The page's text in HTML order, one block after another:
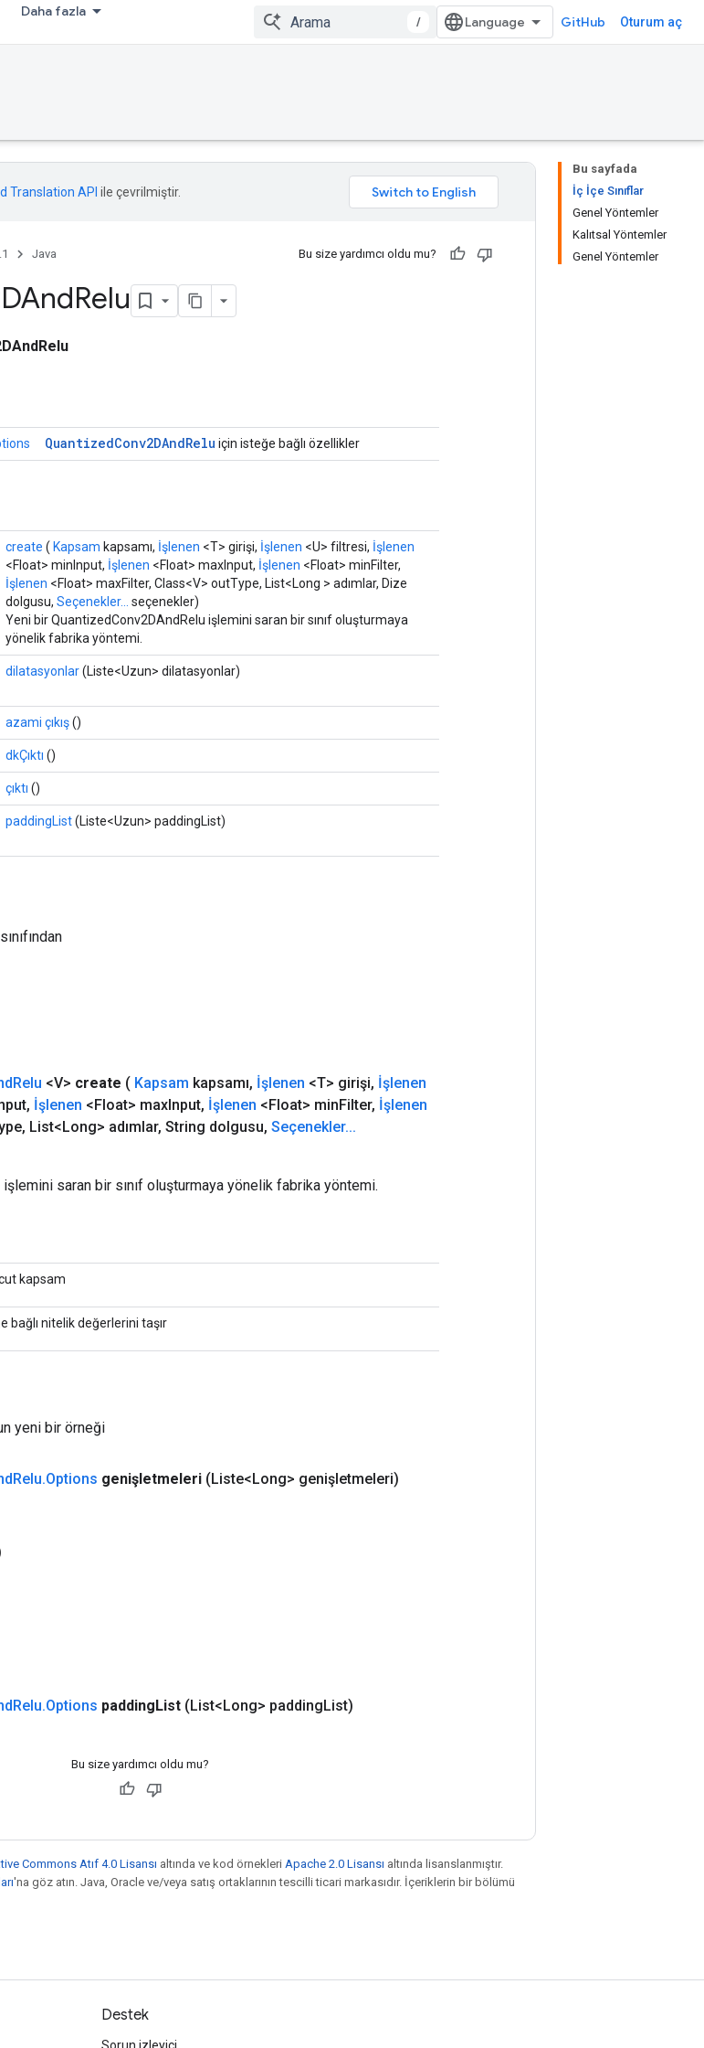
Daha fazla
/ GitHub Oturum aç
Bu sayfada
İç İçe Sınıflar
Genel Yöntemler
Kalıtsal Yöntemler
Genel Yöntemler
Translation API ile çevrilmiştir.
Java Bu size yardımcı oldu mu?
Relu
QuantizedConv2DAndRelu için isteğe bağlı özellikler
create ( Kapsam kapsamı, İşlenen <T> girişi, İşlenen <U> filtresi, İşlenen
<Float> minInput, İşlenen <Float> maxInput, İşlenen <Float> minFilter,
İşlenen <Float> maxFilter, Class<V> outType, List<Long > adımlar, Dize
dolgusu, Seçenekler...
seçenekler)
Yeni bir QuantizedConv2DAndRelu işlemini saran bir sınıf oluşturmaya
yönelik fabrika yöntemi.
dilatasyonlar(Liste<Uzun> dilatasyonlar)
azami çıkış()
dkÇıktı ()
çıktı ()
paddingList(Liste<Uzun> paddingList)
sınıfından
Relu <V> create ( Kapsam kapsamı, İşlenen <T> girişi, İşlenen
, İşlenen <Float> maxInput, İşlenen <Float> minFilter, İşlenen
, List<Long> adımlar, String dolgusu, Seçenekler...
saran bir sınıf oluşturmaya yönelik fabrika yöntemi.
kapsam
bağlı nitelik değerlerini taşır
yeni bir örneği
Relu.Options genişletmeleri (Liste<Long> genişletmeleri)
Relu.Options paddingList (List<Long> paddingList)
Bu size yardımcı oldu mu?
Commons Atıf 4.0 Lisansı altında ve kod örnekleri Apache 2.0 Lisansı altında lisanslanmıştır.
'na göz atın. Java, Oracle ve/veya satış ortaklarının tescilli ticari markasıdır. İçeriklerin bir bölümü
Destek